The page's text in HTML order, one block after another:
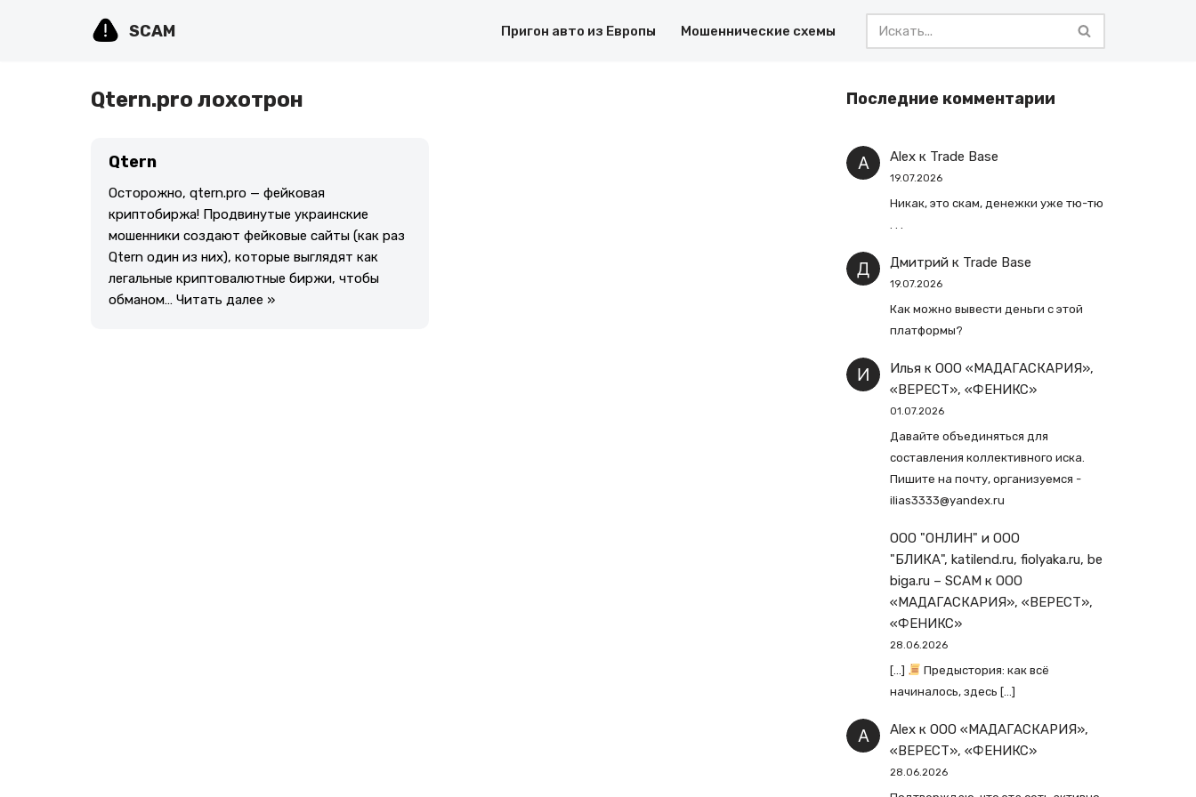
содержимому
SCAM Пригон авто из Европы Мошеннические схемы
Qtern.pro лохотрон
Qtern
Осторожно, qtern.pro — фейковая
криптобиржа! Продвинутые украинские
мошенники создают фейковые сайты (как раз
Qtern один из них), которые выглядят как
легальные криптовалютные биржи, чтобы
обманом… Читать далее »
Последние комментарии
Alexк Trade Base
19.07.2026
Никак, это скам, денежки уже тю-тю
Дмитрийк Trade Base
19.07.2026
Как можно вывести деньги с этой
платформы?
Ильяк ООО «МАДАГАСКАРИЯ»,
«ВЕРЕСТ», «ФЕНИКС»
01.07.2026
Давайте объединяться для
составления коллективного иска.
Пишите на почту, организуемся -
ilias3333@yandex.ru
ООО "ОНЛИН" и ООО
"БЛИКА", katilend.ru, fiolyaka.ru, be
biga.ru – SCAMк ООО
«МАДАГАСКАРИЯ», «ВЕРЕСТ»,
«ФЕНИКС»
28.06.2026
[…]
Предыстория: как всё
начиналось, здесь […]
Alexк ООО «МАДАГАСКАРИЯ»,
«ВЕРЕСТ», «ФЕНИКС»
28.06.2026